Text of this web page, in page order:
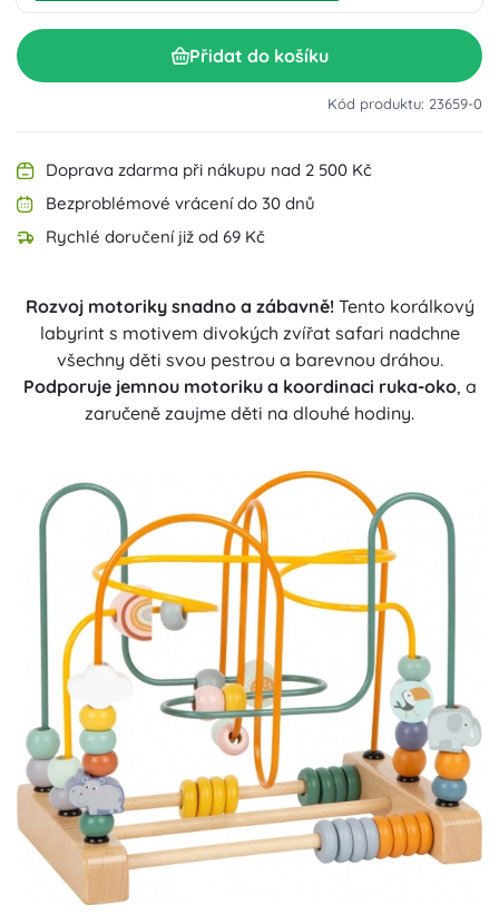
Přidat do košíku
Kód produktu: 23659-0
Doprava zdarma při nákupu nad 2 500 Kč
Bezproblémové vrácení do 30 dnů
Rychlé doručení již od 69 Kč
Rozvoj motoriky snadno a zábavně!Tento korálkový
labyrint s motivem divokých zvířat safari nadchne
všechny děti svou pestrou a barevnou dráhou.
Podporuje jemnou motoriku a koordinaci ruka-oko, a
zaručeně zaujme děti na dlouhé hodiny.